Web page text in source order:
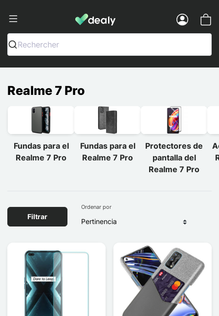
Dealy - Fundas y accesorios para
Rechercher
Realme 7 Pro
Fundas para el
Realme 7 Pro
Fundas para el
Realme 7 Pro
Protectores de
pantalla del
Realme 7 Pro
Filtrar
Ordenar por